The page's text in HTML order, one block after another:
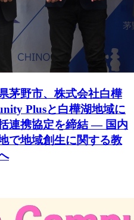
茅野市、株式会社白樺
Plusと白樺湖地域に
連携協定を締結 ― 国内
で地域創生に関する教